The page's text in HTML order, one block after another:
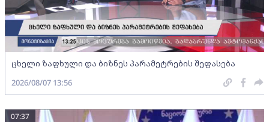
ცხელი ზაფხული და ბიზნეს პარამეტრების შეფასება
2026/08/07 13:56
07:37